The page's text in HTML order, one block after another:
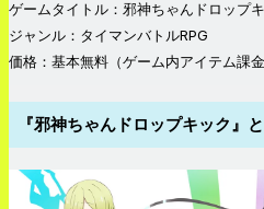
ゲームタイトル：邪神ちゃんドロップ
ジャンル：タイマンバトルRPG
価格：基本無料（ゲーム内アイテム課金
『邪神ちゃんドロップキック』